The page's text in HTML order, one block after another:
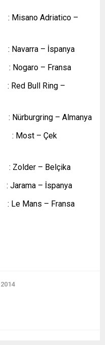
Adriatico –
– İspanya
– Fransa
Bull Ring –
– Almanya
– Çek
– Belçika
– İspanya
– Fransa